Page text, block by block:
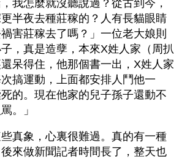
我怎麼就沒聽說過？從古到今，
半夜去種莊稼的？人有長貓眼睛
害莊稼去了嗎？」一位老大娘則
，真是造孽，本來X姓人家（周扒
呆得住，他那個書一出，X姓人家
搞運動，上面都安排人鬥他一
的。現在他家的兒子孫子還動不
。」
真象，心裏很難過。真的有一種
來做新聞記者時間長了，整天也